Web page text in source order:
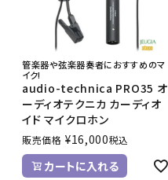
管楽器や弦楽器奏者におすすめのマ
イク!
audio-technica PRO35 オ
ーディオテクニカ カーディオ
イド マイクロホン
販売価格 ¥16,000税込
カートに入れる